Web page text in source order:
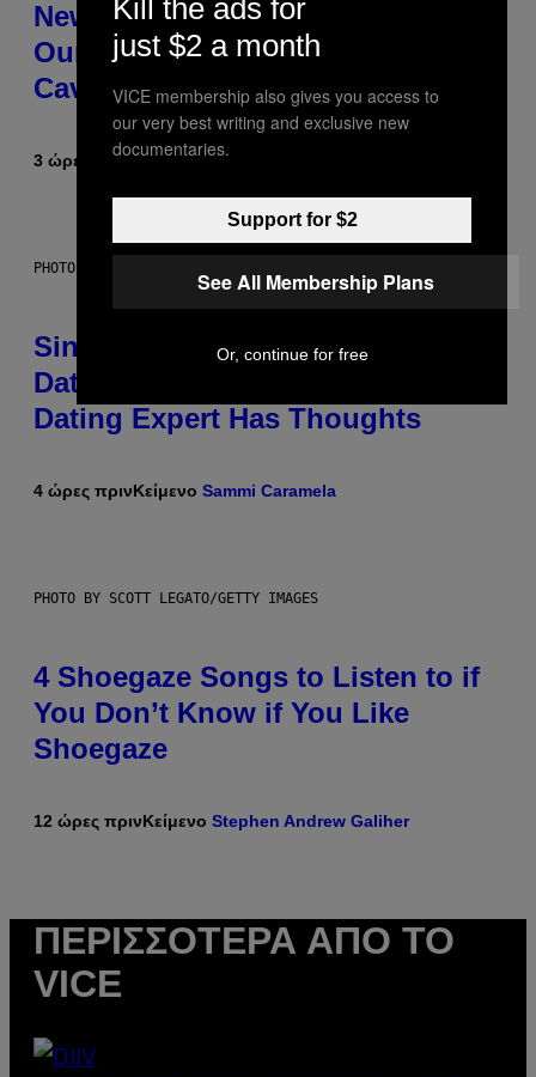
New Study Reveals We Still Pick
Our Friends the Same Way
Cavemen Did
3 ώρες πρινΚείμενο Luis Prada
PHOTO: PIXELSEFFECT / GETTY IMAGES
Singles Are Ditching Expensive
Dates for ‘Infladating,’ and a
Dating Expert Has Thoughts
4 ώρες πρινΚείμενο Sammi Caramela
PHOTO BY SCOTT LEGATO/GETTY IMAGES
4 Shoegaze Songs to Listen to if
You Don’t Know if You Like
Shoegaze
12 ώρες πρινΚείμενο Stephen Andrew Galiher
ΠΕΡΙΣΣΌΤΕΡΑ ΑΠΌ ΤΟ
VICE
Kill the ads for
just $2 a month
VICE membership also gives you access to
our very best writing and exclusive new
documentaries.
Support for $2
See All Membership Plans
Or, continue for free